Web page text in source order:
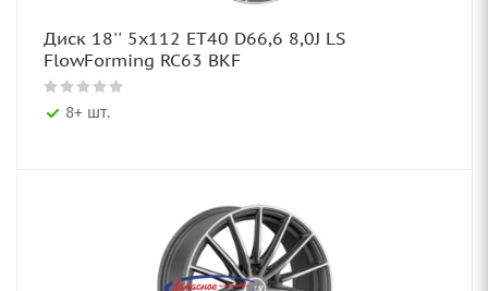
Диск 18'' 5x112 ET40 D66,6 8,0J LS
FlowForming RC63 BKF
8+ шт.